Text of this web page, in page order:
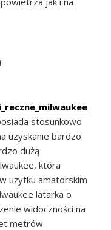
stosunkowo
uzyskanie bardzo
dużą
która
użytku amatorskim
latarka o
widoczności na
metrów.